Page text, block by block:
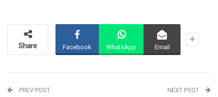
Share Facebook WhatsApp Email
PREV POST NEXT POST